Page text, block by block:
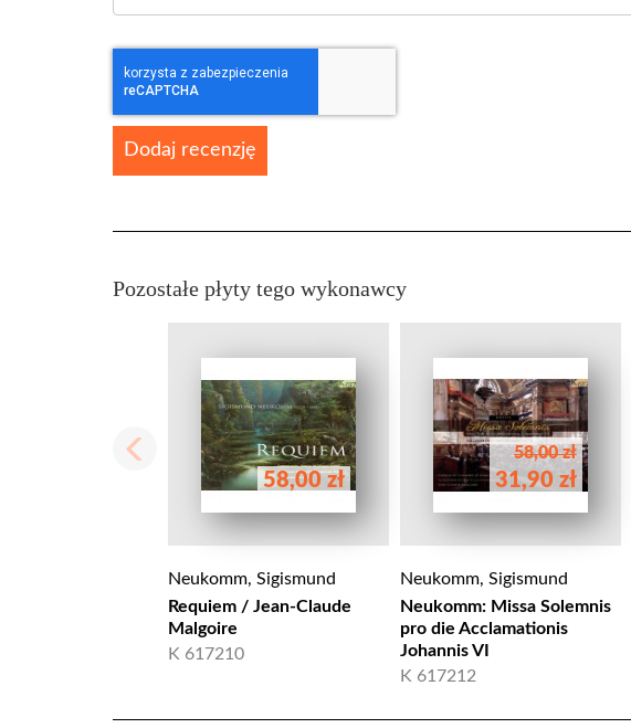
Dodaj recenzję
Pozostałe płyty tego wykonawcy
58,00 zł
Neukomm, Sigismund
Requiem / Jean-Claude
Malgoire
K 617210
58,00 zł
31,90 zł
Neukomm, Sigismund
Neukomm: Missa Solemnis
pro die Acclamationis
Johannis VI
K 617212